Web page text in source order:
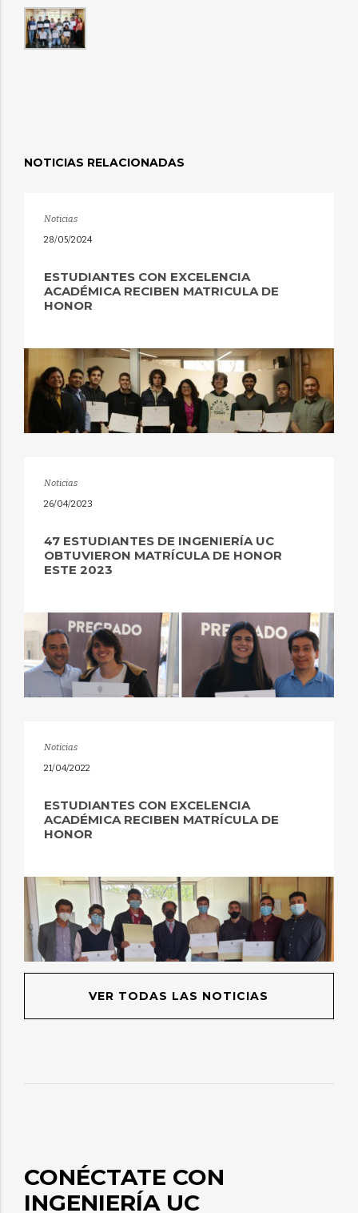
NOTICIAS RELACIONADAS
Noticias
28/05/2024
ESTUDIANTES CON EXCELENCIA
ACADÉMICA RECIBEN MATRICULA DE
HONOR
Noticias
26/04/2023
47 ESTUDIANTES DE INGENIERÍA UC
OBTUVIERON MATRÍCULA DE HONOR
ESTE 2023
Noticias
21/04/2022
ESTUDIANTES CON EXCELENCIA
ACADÉMICA RECIBEN MATRÍCULA DE
HONOR
VER TODAS LAS NOTICIAS
CONÉCTATE CON
INGENIERÍA UC